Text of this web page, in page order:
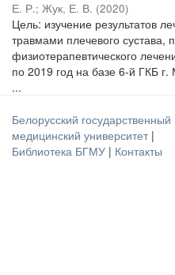
Е. Р.; Жук, Е. В. (2020)
Цель: изучение результатов
травмами плечевого
физиотерапевтического
по 2019 год на базе 6-й ГКБ
...
Белорусский государственный
медицинский университет |
Библиотека БГМУ | Контакты